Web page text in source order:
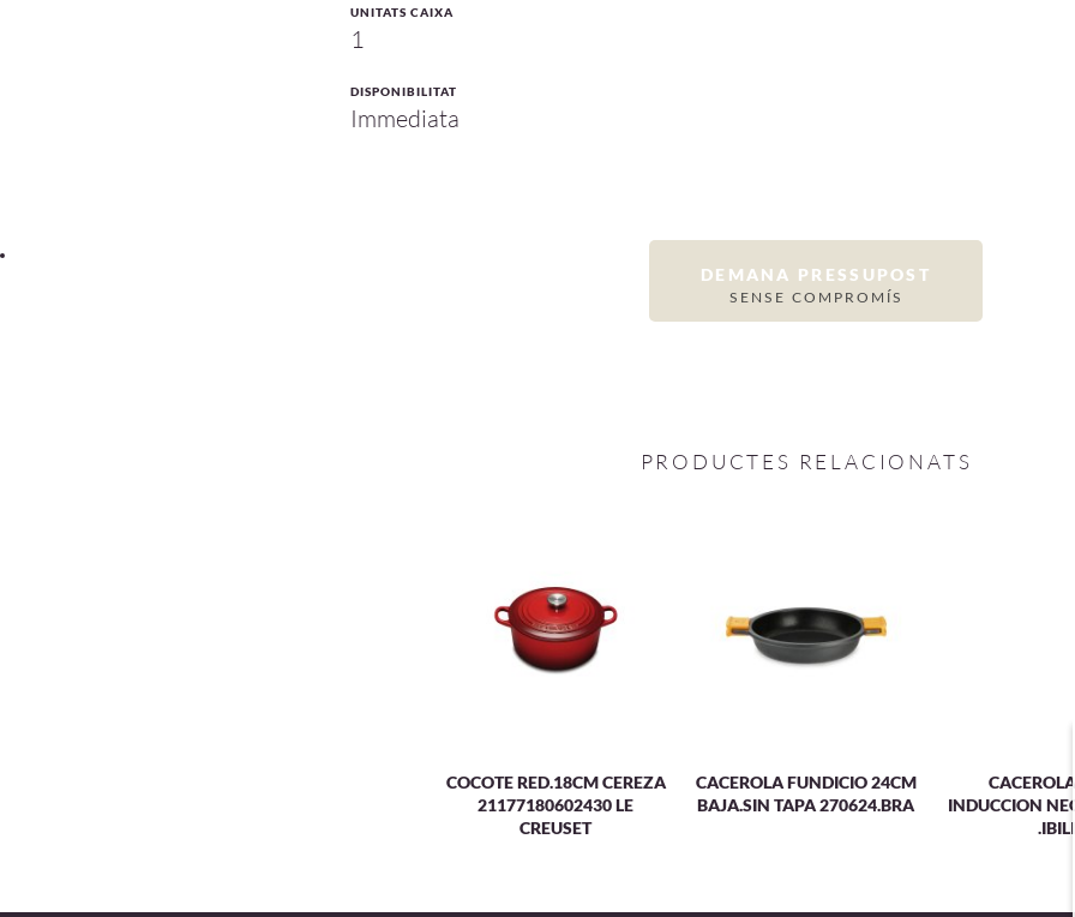
UNITATS CAIXA
1
DISPONIBILITAT
Immediata
DEMANA PRESSUPOST
SENSE COMPROMÍS
PRODUCTES RELACIONATS
COCOTE RED.18CM CEREZA
21177180602430 LE
CREUSET
CACEROLA FUNDICIO 24CM
BAJA.SIN TAPA 270624.BRA
INDUCCION
.IBILI